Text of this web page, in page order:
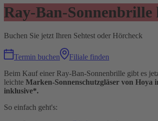
Ray-Ban-Sonnenbrille
Buchen Sie jetzt Ihren Sehtest oder Hörcheck
Termin buchen
Filiale finden
Beim Kauf einer Ray-Ban-Sonnenbrille gibt es
leichte Marken-Sonnenschutzgläser von Hoya
inklusive*.
So einfach geht's: